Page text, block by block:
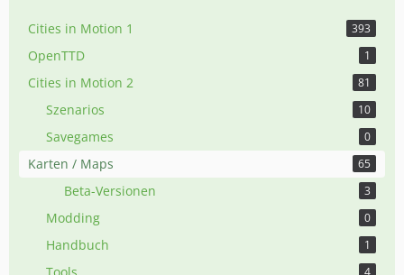
Cities in Motion 1 393
OpenTTD 1
Cities in Motion 2 81
Szenarios 10
Savegames 0
Karten / Maps 65
Beta-Versionen 3
Modding 0
Handbuch 1
4